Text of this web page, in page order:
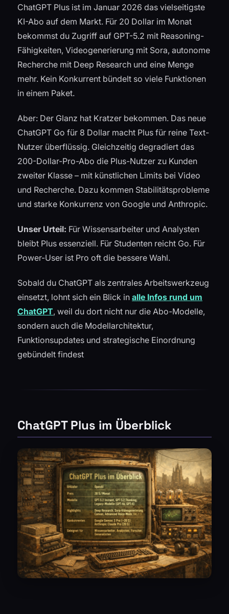
ChatGPT Plus ist im Januar 2026 das vielseitigste
KI-Abo auf dem Markt. Für 20 Dollar im Monat
bekommst du Zugriff auf GPT-5.2 mit Reasoning-
Fähigkeiten, Videogenerierung mit Sora, autonome
Recherche mit Deep Research und eine Menge
mehr. Kein Konkurrent bündelt so viele Funktionen
in einem Paket.
Aber: Der Glanz hat Kratzer bekommen. Das neue
ChatGPT Go für 8 Dollar macht Plus für reine Text-
Nutzer überflüssig. Gleichzeitig degradiert das
200-Dollar-Pro-Abo die Plus-Nutzer zu Kunden
zweiter Klasse – mit künstlichen Limits bei Video
und Recherche. Dazu kommen Stabilitätsprobleme
und starke Konkurrenz von Google und Anthropic.
Unser Urteil: Für Wissensarbeiter und Analysten
bleibt Plus essenziell. Für Studenten reicht Go. Für
Power-User ist Pro oft die bessere Wahl.
Sobald du ChatGPT als zentrales Arbeitswerkzeug
einsetzt, lohnt sich ein Blick in alle Infos rund um
ChatGPT, weil du dort nicht nur die Abo-Modelle,
sondern auch die Modellarchitektur,
Funktionsupdates und strategische Einordnung
gebündelt findest
ChatGPT Plus im Überblick